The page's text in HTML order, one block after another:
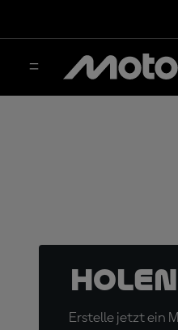
Erstelle jetzt ein